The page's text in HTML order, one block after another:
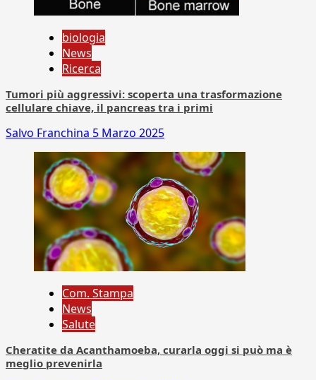
biologia
News
Ricerca
Tumori più aggressivi: scoperta una trasformazione
cellulare chiave, il pancreas tra i primi
Salvo Franchina 5 Marzo 2025
Com. Stampa
News
Salute
Cheratite da Acanthamoeba, curarla oggi si può ma è
meglio prevenirla